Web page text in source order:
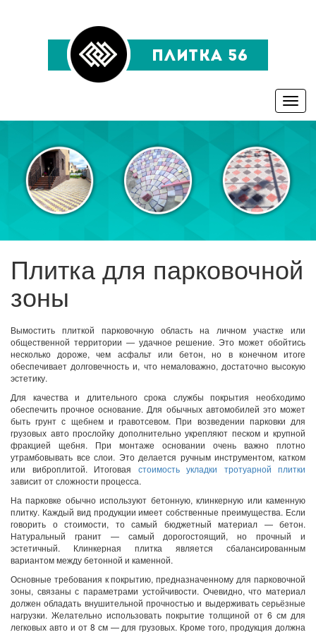
Toggle
Плитка для парковочной
зоны
Вымостить плиткой парковочную область на личном участке или
общественной территории — удачное решение. Это может обойтись
несколько дороже, чем асфальт или бетон, но в конечном итоге
обеспечивает долговечность и, что немаловажно, достаточно высокую
эстетику.
Для качества и длительного срока службы покрытия необходимо
обеспечить прочное основание. Для обычных автомобилей это может
быть грунт с щебнем и гравотсевом. При возведении парковки для
грузовых авто прослойку дополнительно укрепляют песком и крупной
фракцией щебня. При монтаже основании очень важно плотно
утрамбовывать все слои. Это делается ручным инструментом, катком
или виброплитой. Итоговая стоимость укладки тротуарной плитки
зависит от сложности процесса.
На парковке обычно используют бетонную, клинкерную или каменную
плитку. Каждый вид продукции имеет собственные преимущества. Если
говорить о стоимости, то самый бюджетный материал — бетон.
Натуральный гранит — самый дорогостоящий, но прочный и
эстетичный. Клинкерная плитка является сбалансированным
вариантом между бетонной и каменной.
Основные требования к покрытию, предназначенному для парковочной
зоны, связаны с параметрами устойчивости. Очевидно, что материал
должен обладать внушительной прочностью и выдерживать серьёзные
нагрузки. Желательно использовать покрытие толщиной от 6 см для
легковых авто и от 8 см — для грузовых. Кроме того, продукция должна